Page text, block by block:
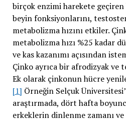
birçok enzimi harekete
beyin fonksiyonlarını,
metabolizma hızını etkiler.
metabolizma hızı %25 kadar
ve kas kazanımı açısından
Çinko ayrıca bir afrodizyak ve
Ek olarak çinkonun hücre
[1] Örneğin Selçuk
araştırmada, dört hafta
erkeklerin dinlenme zamanı